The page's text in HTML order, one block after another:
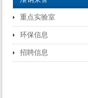
重点实验室
环保信息
招聘信息